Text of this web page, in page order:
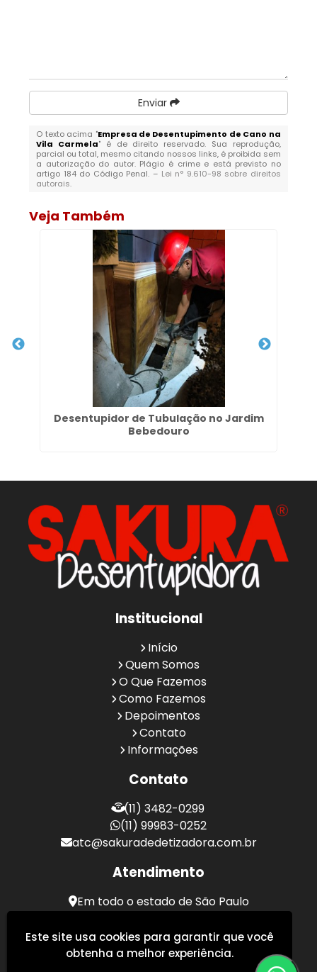
Enviar
O texto acima "Empresa de Desentupimento de Cano na
Vila Carmela" é de direito reservado. Sua reprodução,
parcial ou total, mesmo citando nossos links, é proibida sem
a autorização do autor. Plágio é crime e está previsto no
artigo 184 do Código Penal. – Lei n° 9.610-98 sobre direitos
autorais.
Veja Também
Desentupidor de Tubulação no Jardim
Bebedouro
Institucional
Início
Quem Somos
O Que Fazemos
Como Fazemos
Depoimentos
Contato
Informações
Contato
(11) 3482-0299
(11) 99983-0252
atc@sakuradedetizadora.com.br
Atendimento
Em todo o estado de São Paulo
Este site usa cookies para garantir que você
obtenha a melhor experiência.